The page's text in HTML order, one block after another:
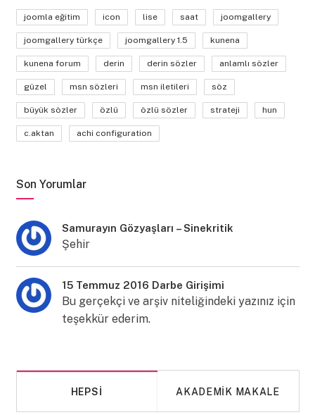
joomla eğitim icon lise saat joomgallery
joomgallery türkçe joomgallery 1.5 kunena
kunena forum derin derin sözler anlamlı sözler
güzel msn sözleri msn iletileri söz
büyük sözler özlü özlü sözler strateji hun
c.aktan achi configuration
Son Yorumlar
Samurayın Gözyaşları – Sinekritik
Şehir
15 Temmuz 2016 Darbe Girişimi
Bu gerçekçi ve arşiv niteliğindeki yazınız için
teşekkür ederim.
HEPSI AKADEMIK MAKALE